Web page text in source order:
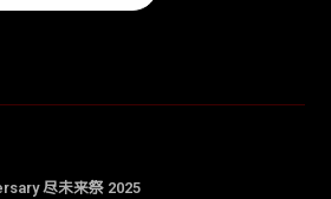
尽未来祭 2025